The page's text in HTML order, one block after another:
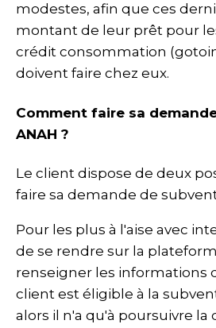
modestes, afin que ces
montant de leur prêt pour
crédit consommation
doivent faire chez eux.
Comment faire sa
ANAH ?
Le client dispose de deux
faire sa demande de
Pour les plus à l'aise avec
de se rendre sur la
renseigner les informations
client est éligible à la
alors il n'a qu'à poursuivre la